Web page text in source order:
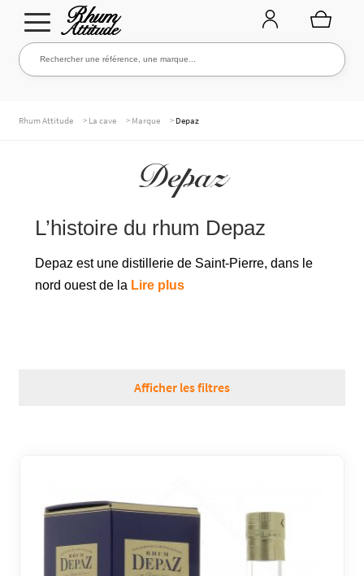
Aller
à
Aller
au
Rechercher une référence, une marque...
Rechercher
BOUTIQUE LOIRET
Rhum Attitude > La cave > Marque > Depaz
Depaz
L’histoire du rhum Depaz
Depaz est une distillerie de Saint-Pierre, dans le
nord ouest de la Lire plus
Afficher les filtres